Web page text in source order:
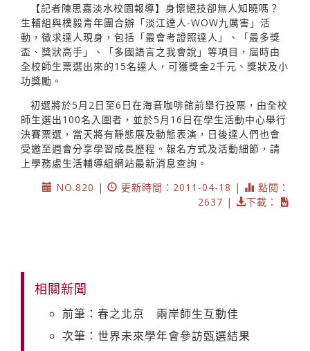
【記者陳思嘉淡水校園報導】身懷絕技卻無人知曉嗎？
生輔組與樸毅青年團合辦「淡江達人-WOW九厲害」活
動，徵求達人現身，包括「最會考證照達人」、「最多獎
盃、獎狀高手」、「多國語言之我會說」等項目，屆時由
全校師生票選出來的15名達人，可獲獎金2千元、獎狀及小
功獎勵。
初選將於5月2日至6日在海音咖啡館前舉行投票，由全校
師生選出100名入圍者，並於5月16日在學生活動中心舉行
決賽票選，當天將有靜態展及動態表演，日後達人們也會
受邀至週會分享學習成長歷程。報名方式及活動細節，請
上學務處生活輔導組網站最新消息查詢。
NO.820 |
更新時間：2011-04-18 |
點閱：
2637 |
下載：
相關新聞
前筆：春之北京 兩岸師生互動佳
次筆：世界未來學年會參訪甄選結果